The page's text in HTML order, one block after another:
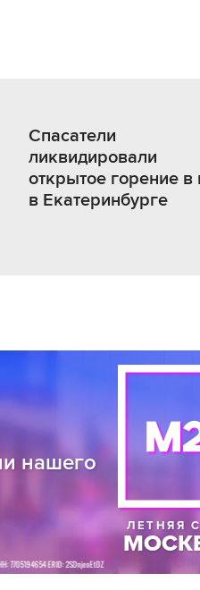
Спасатели
ликвидировали
открытое горение в
в Екатеринбурге